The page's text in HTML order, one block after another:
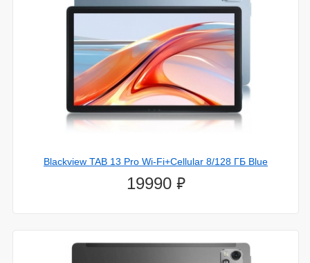
Blackview TAB 13 Pro Wi-Fi+Cellular 8/128 ГБ Blue
19990 ⃏